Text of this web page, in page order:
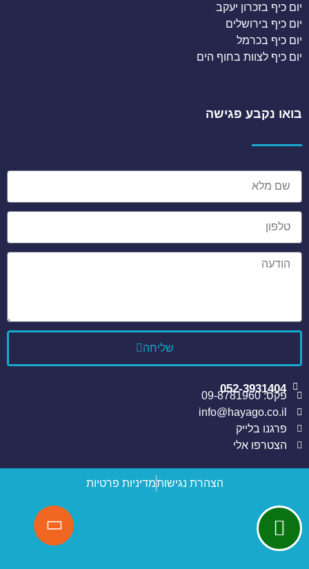
יום כיף בזכרון יעקב
יום כיף בירושלים
יום כיף בכרמל
יום כיף לצוות בחוף הים
בואו נקבע פגישה
שליחה
052-3931404
פקס: 09-8781960
info@hayago.co.il
פרגנו בלייק
הצטרפו אלי
הצהרת נגישותמדיניות פרטיות